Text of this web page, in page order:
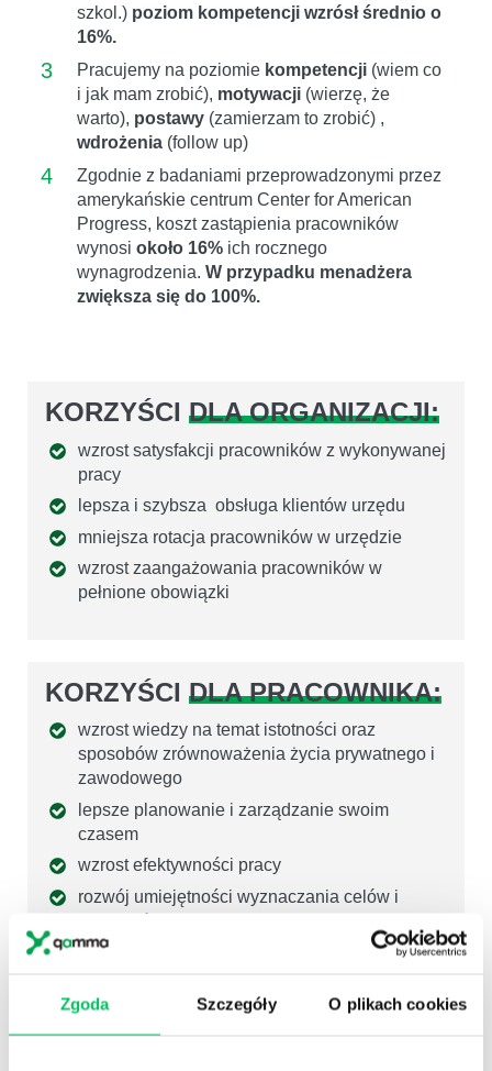
Zgoda Szczegóły O plikach cookies
szkol.) poziom kompetencji wzrósł średnio o
16%.
3 Pracujemy na poziomie kompetencji (wiem co
i jak mam zrobić), motywacji (wierzę, że
warto), postawy (zamierzam to zrobić) ,
wdrożenia (follow up)
4
Zgodnie z badaniami przeprowadzonymi przez
amerykańskie centrum Center for American
Progress, koszt zastąpienia pracowników
wynosi około 16% ich rocznego
wynagrodzenia. W przypadku menadżera
zwiększa się do 100%.
KORZYŚCI DLA ORGANIZACJI:
wzrost satysfakcji pracowników z wykonywanej
pracy
lepsza i szybsza obsługa klientów urzędu
mniejsza rotacja pracowników w urzędzie
wzrost zaangażowania pracowników w
pełnione obowiązki
KORZYŚCI DLA PRACOWNIKA:
wzrost wiedzy na temat istotności oraz
sposobów zrównoważenia życia prywatnego i
zawodowego
lepsze planowanie i zarządzanie swoim
czasem
wzrost efektywności pracy
rozwój umiejętności wyznaczania celów i
wzrost efektywności pracy